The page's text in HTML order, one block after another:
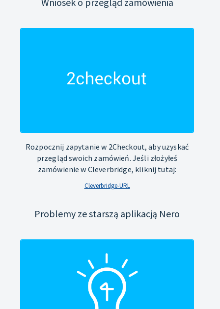
Rozpocznij zapytanie w 2Checkout, aby uzyskać
przegląd swoich zamówień. Jeśli złożyłeś
zamówienie w Cleverbridge, kliknij tutaj:
Cleverbridge-URL
Problemy ze starszą aplikacją Nero